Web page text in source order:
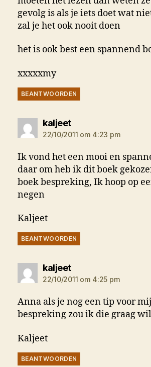
gevolg is als je iets doet wat
zal je het ook nooit doen
het is ook best een spannend
xxxxxmy
BEANTWOORDEN
kaljeetzegt:
22/10/2011 om 4:23 pm
Ik vond het een mooi en
daar om heb ik dit boek
boek bespreking, Ik hoop op
negen
Kaljeet
BEANTWOORDEN
kaljeetzegt:
22/10/2011 om 4:25 pm
Anna als je nog een tip voor
bespreking zou ik die graag
Kaljeet
BEANTWOORDEN